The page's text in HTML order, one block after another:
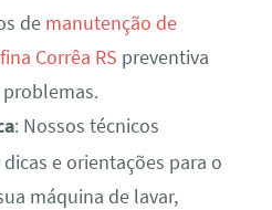
de manutenção de
Corrêa RS preventiva
: Nossos técnicos
e orientações para o
máquina de lavar,